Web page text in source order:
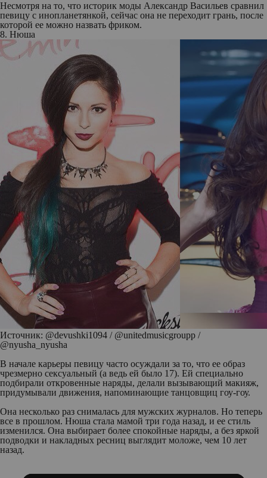
Несмотря на то, что историк моды Александр Васильев сравнил
певицу с инопланетянкой, сейчас она не переходит грань, после
которой ее можно назвать фриком.
8. Нюша
Источник: @devushki1094 / @unitedmusicgroupp /
@nyusha_nyusha
В начале карьеры певицу часто осуждали за то, что ее образ
чрезмерно сексуальный (а ведь ей было 17). Ей специально
подбирали откровенные наряды, делали вызывающий макияж,
придумывали движения, напоминающие танцовщиц гоу-гоу.
Она несколько раз снималась для мужских журналов. Но теперь
все в прошлом. Нюша стала мамой три года назад, и ее стиль
изменился. Она выбирает более спокойные наряды, а без яркой
подводки и накладных ресниц выглядит моложе, чем 10 лет
назад.